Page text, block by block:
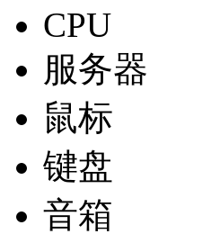
CPU
服务器
鼠标
键盘
音箱